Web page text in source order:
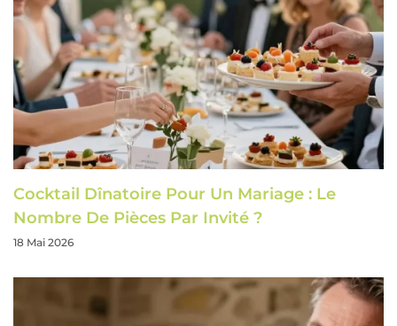
Cocktail Dînatoire Pour Un Mariage : Le
Nombre De Pièces Par Invité ?
18 Mai 2026